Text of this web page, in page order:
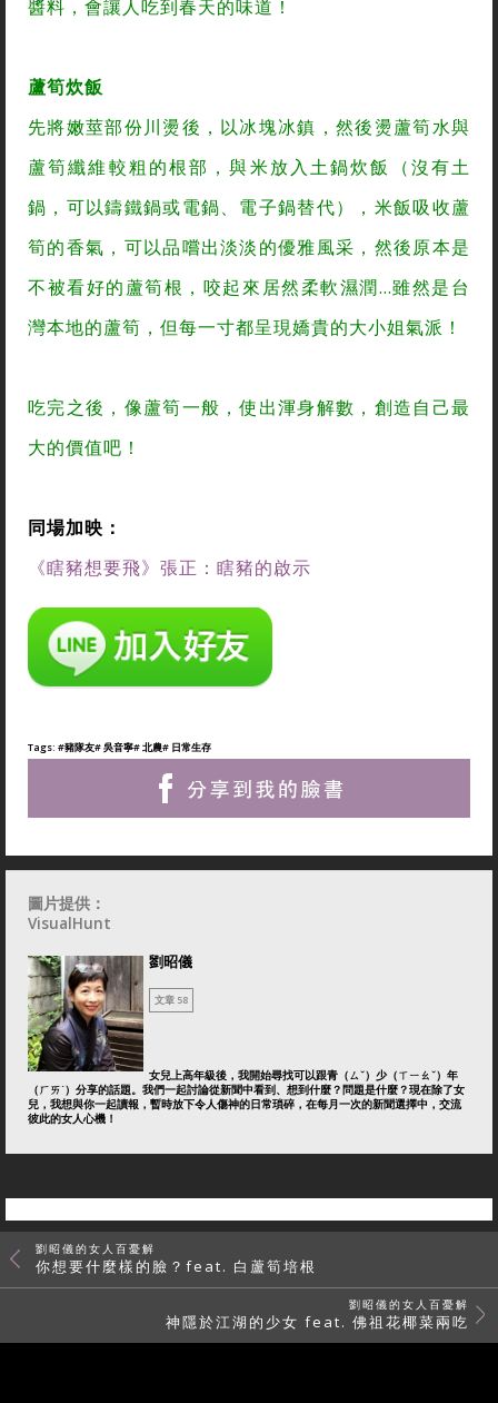
醬料，會讓人吃到春天的味道！
蘆筍炊飯
先將嫩莖部份川燙後，以冰塊冰鎮，然後燙蘆筍水與
蘆筍纖維較粗的根部，與米放入土鍋炊飯（沒有土
鍋，可以鑄鐵鍋或電鍋、電子鍋替代），米飯吸收蘆
筍的香氣，可以品嚐出淡淡的優雅風采，然後原本是
不被看好的蘆筍根，咬起來居然柔軟濕潤…雖然是台
灣本地的蘆筍，但每一寸都呈現嬌貴的大小姐氣派！
吃完之後，像蘆筍一般，使出渾身解數，創造自己最
大的價值吧！
同場加映：
《瞎豬想要飛》張正：瞎豬的啟示
Tags: #豬隊友# 吳音寧# 北農# 日常生存
圖片提供：
VisualHunt
劉昭儀
文章 58
女兒上高年級後，我開始尋找可以跟青（ㄙˇ）少（ㄒㄧㄠˇ）年
（ㄏㄞˊ）分享的話題。我們一起討論從新聞中看到、想到什麼？問題是什麼？現在除了女
兒，我想與你一起讀報，暫時放下令人傷神的日常瑣碎，在每月一次的新聞選擇中，交流
彼此的女人心機！
劉昭儀的女人百憂解
你想要什麼樣的臉？feat. 白蘆筍培根
劉昭儀的女人百憂解
神隱於江湖的少女 feat. 佛祖花椰菜兩吃